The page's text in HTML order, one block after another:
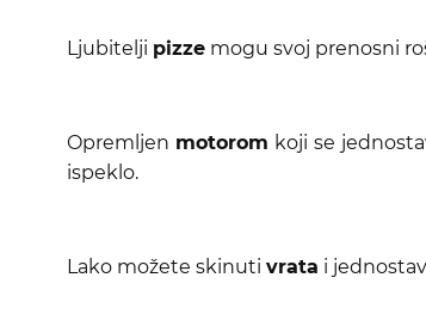
Ljubitelji pizze mogu svoj prenosni
Opremljen motorom koji se
ispeklo.
Lako možete skinuti vrata i